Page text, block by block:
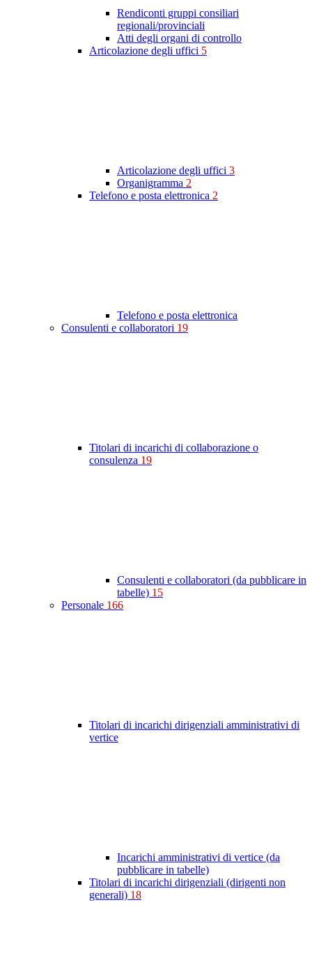
Rendiconti gruppi consiliari
regionali/provinciali
Atti degli organi di controllo
Articolazione degli uffici 5
Articolazione degli uffici 3
Organigramma 2
Telefono e posta elettronica 2
Telefono e posta elettronica
Consulenti e collaboratori 19
Titolari di incarichi di collaborazione o
consulenza 19
Consulenti e collaboratori (da pubblicare in
tabelle) 15
Personale 166
Titolari di incarichi dirigenziali amministrativi di
vertice
Incarichi amministrativi di vertice (da
pubblicare in tabelle)
Titolari di incarichi dirigenziali (dirigenti non
generali) 18